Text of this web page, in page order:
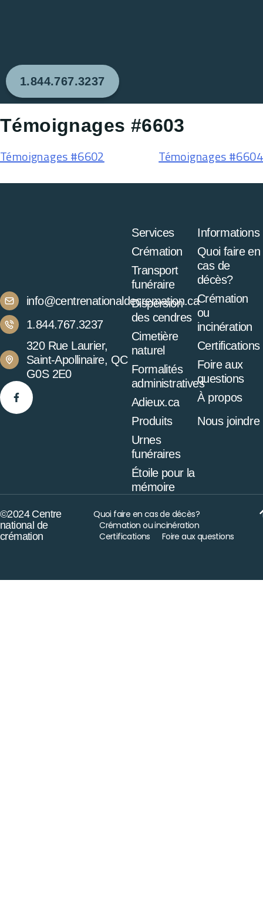
1.844.767.3237
Témoignages #6603
Témoignages #6602 Témoignages #6604
info@centrenationaldecremation.ca
1.844.767.3237
320 Rue Laurier,
Saint-Apollinaire, QC
G0S 2E0
Services
Crémation
Transport
funéraire
Dispersion
des cendres
Cimetière
naturel
Formalités
administratives
Adieux.ca
Produits
Urnes
funéraires
Étoile pour la
mémoire
Informations
Quoi faire en
cas de
décès?
Crémation
ou
incinération
Certifications
Foire aux
questions
À propos
Nous joindre
©2024 Centre
national de
crémation
Quoi faire en cas de décès?
Crémation ou incinération
Certifications
Foire aux questions